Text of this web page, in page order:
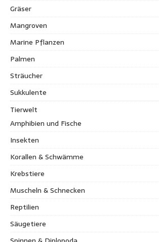
Gräser
Mangroven
Marine Pflanzen
Palmen
Sträucher
Sukkulente
Tierwelt
Amphibien und Fische
Insekten
Korallen & Schwämme
Krebstiere
Muscheln & Schnecken
Reptilien
Säugetiere